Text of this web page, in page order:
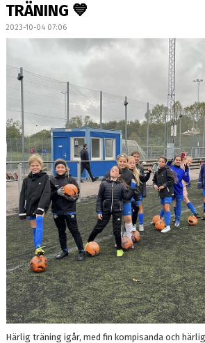
TRUPPEN
DOKUMENT
KONTAKT
TRÄNING 💙
2023-10-04 07:06
Härlig träning igår, med fin kompisanda och